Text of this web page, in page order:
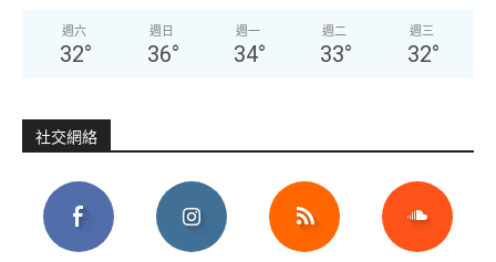
週六
32°
週日
36°
週一
34°
週二
33°
週三
32°
社交網絡